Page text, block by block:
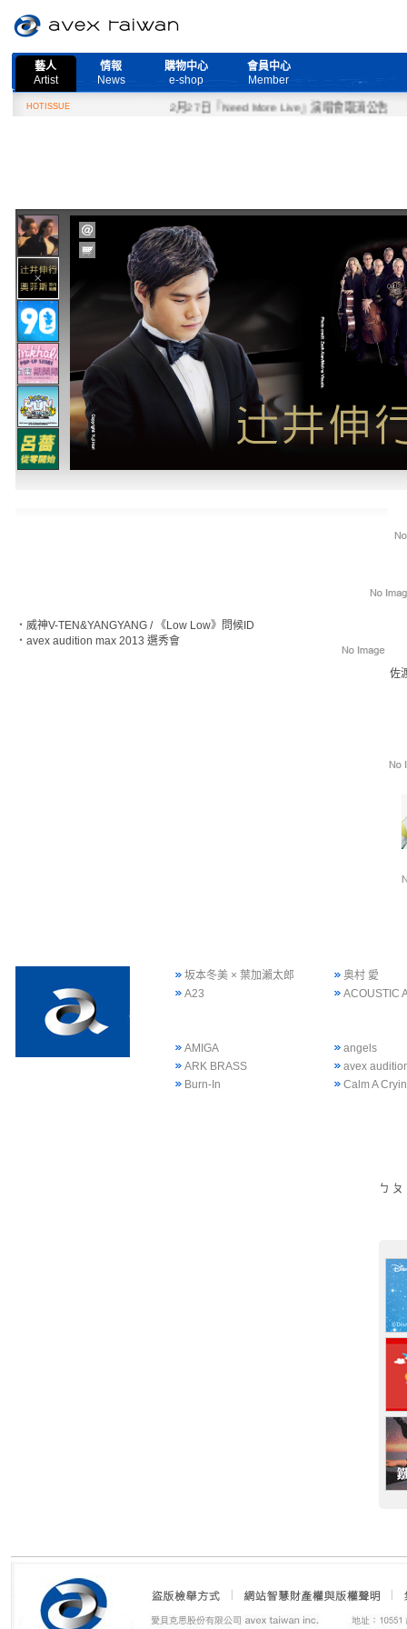
藝人
Artist
情報
News
購物中心
e-shop
會員中心
Member
HOTISSUE 2月27日『Need More Live』演唱會取消公告
‧ 威神V-TEN&YANGYANG / 《Low Low》問候ID
‧ avex audition max 2013 選秀會
佐
坂本冬美 × 葉加瀨太郎
奥村 愛
A23
ACOUSTIC
AMIGA
angels
ARK BRASS
avex
Burn-In
Calm A
ㄅ ㄆ